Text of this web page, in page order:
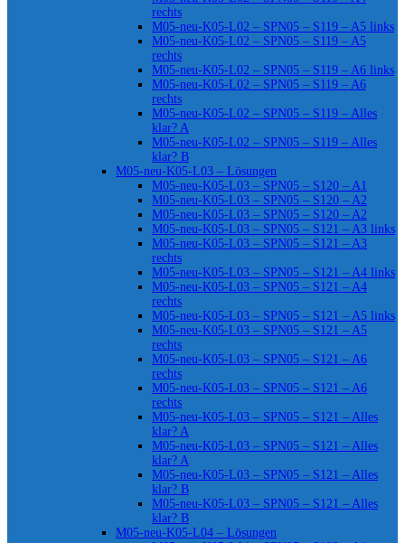
rechts
M05-neu-K05-L02 – SPN05 – S119 – A5 links
M05-neu-K05-L02 – SPN05 – S119 – A5
rechts
M05-neu-K05-L02 – SPN05 – S119 – A6 links
M05-neu-K05-L02 – SPN05 – S119 – A6
rechts
M05-neu-K05-L02 – SPN05 – S119 – Alles
klar? A
M05-neu-K05-L02 – SPN05 – S119 – Alles
klar? B
M05-neu-K05-L03 – Lösungen
M05-neu-K05-L03 – SPN05 – S120 – A1
M05-neu-K05-L03 – SPN05 – S120 – A2
M05-neu-K05-L03 – SPN05 – S120 – A2
M05-neu-K05-L03 – SPN05 – S121 – A3 links
M05-neu-K05-L03 – SPN05 – S121 – A3
rechts
M05-neu-K05-L03 – SPN05 – S121 – A4 links
M05-neu-K05-L03 – SPN05 – S121 – A4
rechts
M05-neu-K05-L03 – SPN05 – S121 – A5 links
M05-neu-K05-L03 – SPN05 – S121 – A5
rechts
M05-neu-K05-L03 – SPN05 – S121 – A6
rechts
M05-neu-K05-L03 – SPN05 – S121 – A6
rechts
M05-neu-K05-L03 – SPN05 – S121 – Alles
klar? A
M05-neu-K05-L03 – SPN05 – S121 – Alles
klar? A
M05-neu-K05-L03 – SPN05 – S121 – Alles
klar? B
M05-neu-K05-L03 – SPN05 – S121 – Alles
klar? B
M05-neu-K05-L04 – Lösungen